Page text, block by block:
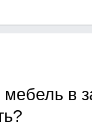
мебель в